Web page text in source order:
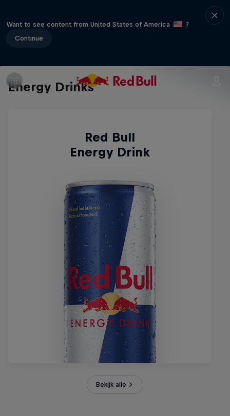
Want to see content from United States of America
?
Continue
Energy Drinks
Red Bull
Energy Drink
Bekijk alle